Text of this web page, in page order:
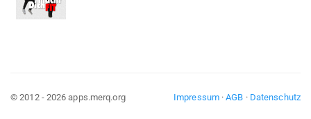
Impressum·AGB · Datenschutz
© 2012 - 2026 apps.merq.org